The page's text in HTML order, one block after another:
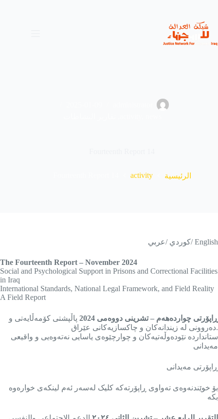
المحتوى
الرئيسية activity
English /كوردي /عربي
The Fourteenth Report – November 2024
Social and Psychological Support in Prisons and Correctional Facilities
in Iraq
International Standards, National Legal Framework, and Field Reality
A Field Report
ڕاپۆرتی چواردەهەم – تشرینی دووەمی 2024
پاڵپشتی کۆمەڵایەتی و
دەروونی لە زیندانەکان و چاکسازیەکانی عێراق.
ستانداردە نێودەوڵەتیەکان و چوارچێوەی یاسایی نەتەوەیی و واقیعی
مەیدانی
ڕاپۆرتی مەیدانی
بۆ خوێندنەوەی تەواوی ڕاپۆرتەکە کلیک لەسەر ئەم لینکەی خوارەوە
بکە